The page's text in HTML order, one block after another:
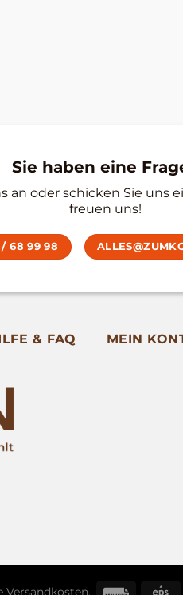
Sie haben eine
an oder schicken Sie uns
freuen uns!
/ 68 99 98
& FAQ MEIN
Versandkosten.